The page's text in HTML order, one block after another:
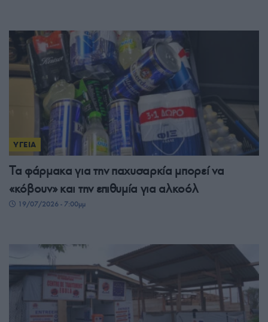
ΥΓΕΙΑ
Τα φάρμακα για την παχυσαρκία μπορεί να
«κόβουν» και την επιθυμία για αλκοόλ
19/07/2026 - 7:00μμ